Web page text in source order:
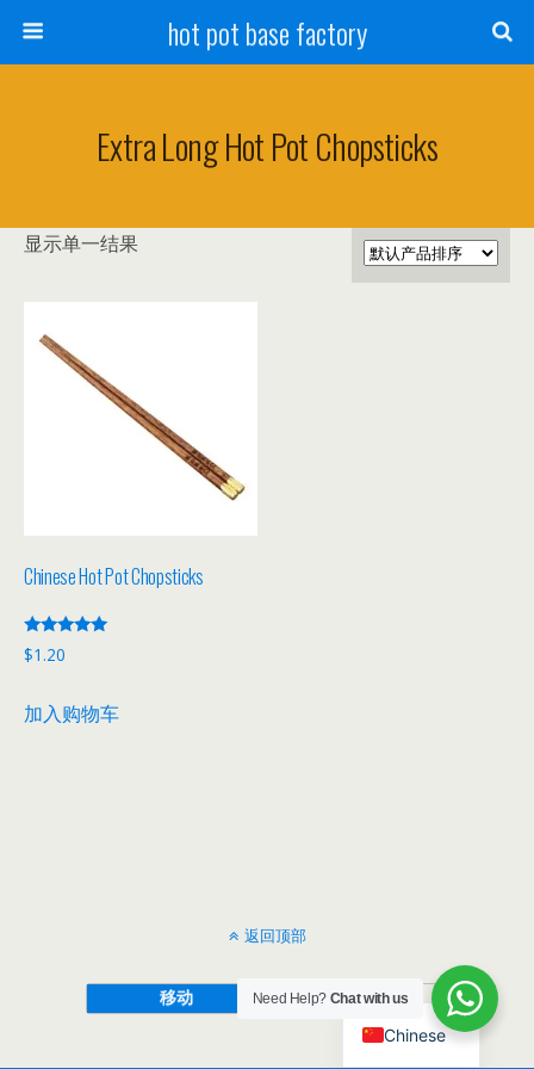
hot pot base factory
Extra Long Hot Pot Chopsticks
显示单一结果
Chinese Hot Pot Chopsticks
评分
5.00
$1.20
加入购物车
返回顶部
移动 桌面
Need Help? Chat with us
Chinese